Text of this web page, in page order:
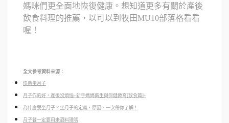
媽咪們更全面地恢復健康。想知道更多有關於產後
飲食料理的推薦，以可以到牧田MU10部落格看看
喔！
全文參考資料來源：
快樂坐月子
月子作的好，產後沒煩惱~新手媽媽衛生與保健教育[飲食篇]~
為什麼要坐月子？坐月子的定義、原因，一次帶你了解！
月子餐一定要用米酒料理嗎